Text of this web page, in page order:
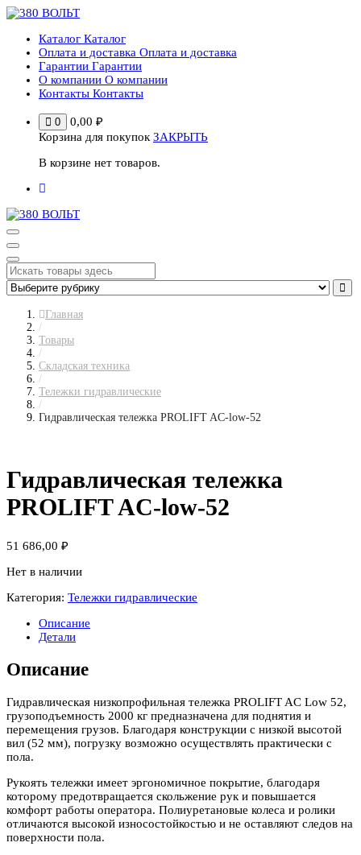
Перейти
содержимому
Каталог Каталог
Оплата и доставка Оплата и доставка
Гарантии Гарантии
О компании О компании
Контакты Контакты
0 0,00 ₽
Корзина для покупок ЗАКРЫТЬ
В корзине нет товаров.
Главная
/
Товары
/
Складская техника
/
Тележки гидравлические
/
Гидравлическая тележка PROLIFT AC-low-52
Гидравлическая тележка
PROLIFT AC-low-52
51 686,00 ₽
Нет в наличии
Категория: Тележки гидравлические
Описание
Детали
Описание
Гидравлическая низкопрофильная тележка PROLIFT AC Low 52,
грузоподъемность 2000 кг предназначена для поднятия и
перемещения грузов. Благодаря конструкции с низкой высотой
вил (52 мм), погрузку возможно осуществлять практически с
пола.
Рукоять тележки имеет эргономичное покрытие, благодаря
которому предотвращается скольжение рук и повышается
комфорт работы оператора. Полиуретановые колеса и ролики
отличаются высокой износостойкостью и не оставляют следов на
поверхности пола.